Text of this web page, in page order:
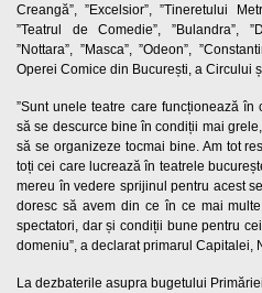
Creangă”, ”Excelsior”, ”Tineretului
”Teatrul de Comedie”, ”Bulandra”,
”Nottara”, ”Masca”, ”Odeon”,
Operei Comice din București, a Circului
”Sunt unele teatre care funcționează
să se descurce bine în condiții mai
să se organizeze tocmai bine. Am tot
toți cei care lucrează în teatrele
mereu în vedere sprijinul pentru acest
doresc să avem din ce în ce mai
spectatori, dar și condiții bune pentru
domeniu”, a declarat primarul Capitalei,
La dezbaterile asupra bugetului